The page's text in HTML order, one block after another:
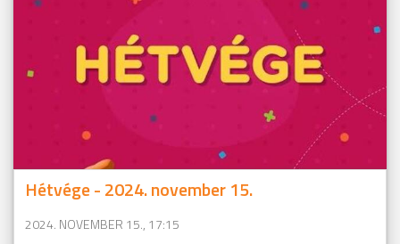
Hétvége - 2024. november 15.
2024. NOVEMBER 15., 17:15